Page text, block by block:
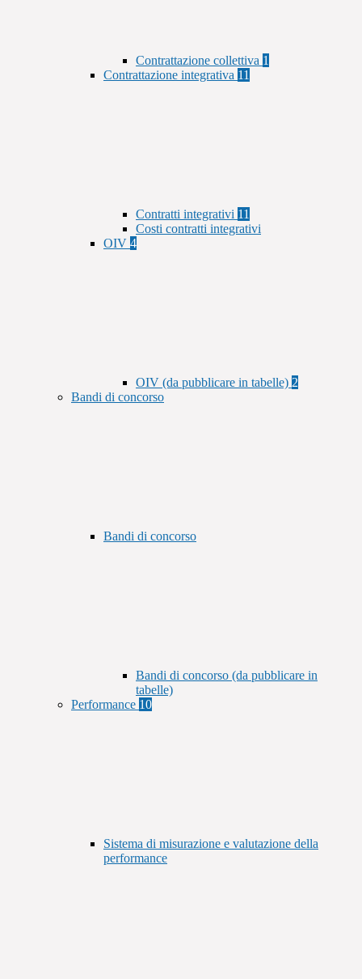
Contrattazione collettiva 1
Contrattazione integrativa 11
Contratti integrativi 11
Costi contratti integrativi
OIV 4
OIV (da pubblicare in tabelle) 2
Bandi di concorso
Bandi di concorso
Bandi di concorso (da pubblicare in
tabelle)
Performance 10
Sistema di misurazione e valutazione della
performance